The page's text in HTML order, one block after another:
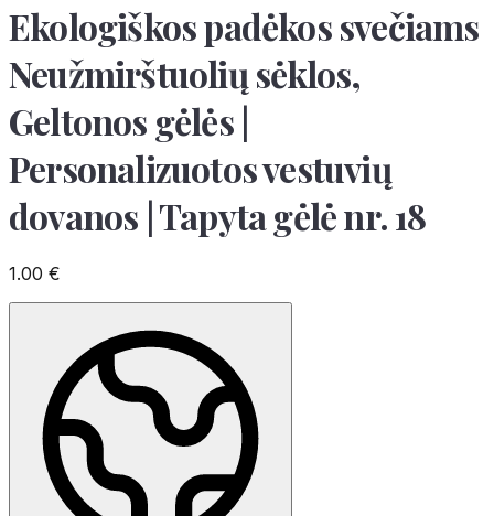
Ekologiškos padėkos svečiams
Neužmirštuolių sėklos,
Geltonos gėlės |
Personalizuotos vestuvių
dovanos | Tapyta gėlė nr. 18
1.00 €